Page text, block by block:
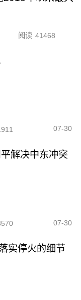
阅读 41468
07-30
解决中东冲突
07-30
实停火的细节